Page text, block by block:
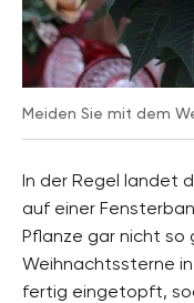
Meiden Sie mit dem
In der Regel landet
auf einer
Pflanze gar nicht
Weihnachtssterne
fertig eingetopft,